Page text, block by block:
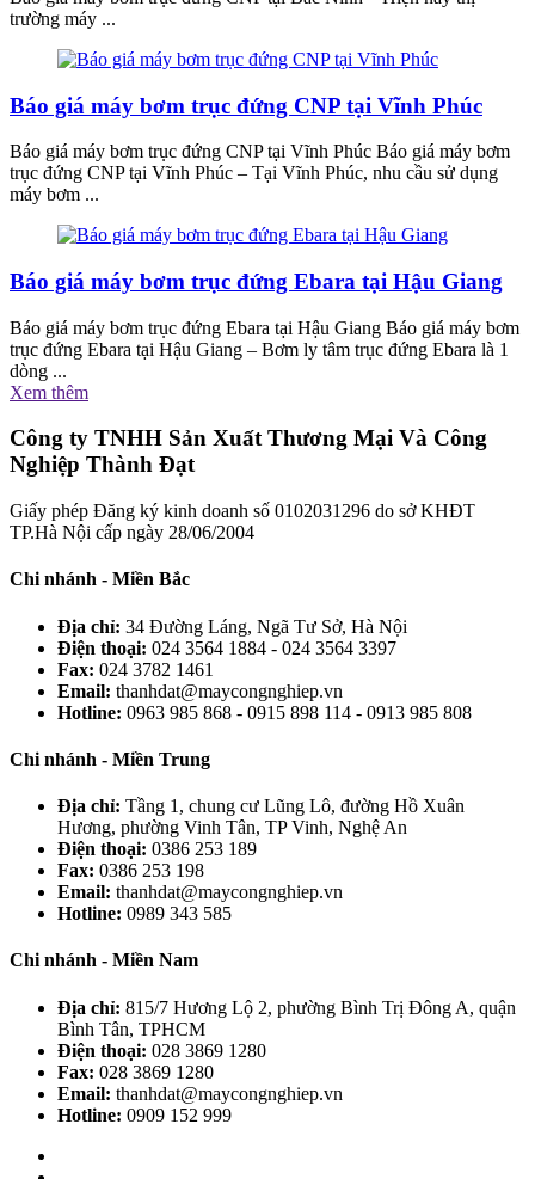
trường máy ...
Báo giá máy bơm trục đứng CNP tại Vĩnh Phúc
Báo giá máy bơm trục đứng CNP tại Vĩnh Phúc Báo giá máy bơm
trục đứng CNP tại Vĩnh Phúc – Tại Vĩnh Phúc, nhu cầu sử dụng
máy bơm ...
Báo giá máy bơm trục đứng Ebara tại Hậu Giang
Báo giá máy bơm trục đứng Ebara tại Hậu Giang Báo giá máy bơm
trục đứng Ebara tại Hậu Giang – Bơm ly tâm trục đứng Ebara là 1
dòng ...
Xem thêm
Công ty TNHH Sản Xuất Thương Mại Và Công
Nghiệp Thành Đạt
Giấy phép Đăng ký kinh doanh số 0102031296 do sở KHĐT
TP.Hà Nội cấp ngày 28/06/2004
Chi nhánh - Miền Bắc
Địa chỉ: 34 Đường Láng, Ngã Tư Sở, Hà Nội
Điện thoại: 024 3564 1884 - 024 3564 3397
Fax: 024 3782 1461
Email: thanhdat@maycongnghiep.vn
Hotline: 0963 985 868 - 0915 898 114 - 0913 985 808
Chi nhánh - Miền Trung
Địa chỉ: Tầng 1, chung cư Lũng Lô, đường Hồ Xuân
Hương, phường Vinh Tân, TP Vinh, Nghệ An
Điện thoại: 0386 253 189
Fax: 0386 253 198
Email: thanhdat@maycongnghiep.vn
Hotline: 0989 343 585
Chi nhánh - Miền Nam
Địa chỉ: 815/7 Hương Lộ 2, phường Bình Trị Đông A, quận
Bình Tân, TPHCM
Điện thoại: 028 3869 1280
Fax: 028 3869 1280
Email: thanhdat@maycongnghiep.vn
Hotline: 0909 152 999